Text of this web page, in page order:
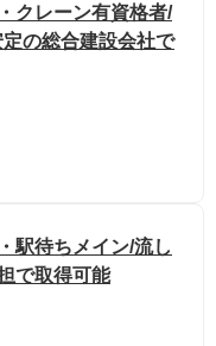
クレーン有資格者/
の総合建設会社で
駅待ちメイン/流し
で取得可能